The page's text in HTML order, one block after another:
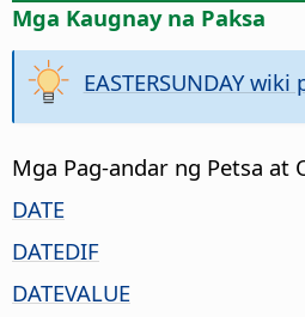
Mga Kaugnay na Paksa
EASTERSUNDAY wiki
Mga Pag-andar ng Petsa at
DATE
DATEDIF
DATEVALUE